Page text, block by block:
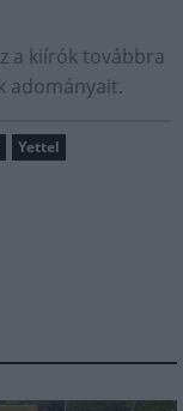
a kiírók továbbra
adományait.
Yettel